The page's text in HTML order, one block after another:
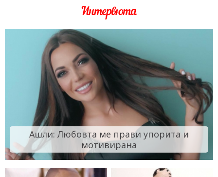
Интервюта
Ашли: Любовта ме прави упорита и
мотивирана